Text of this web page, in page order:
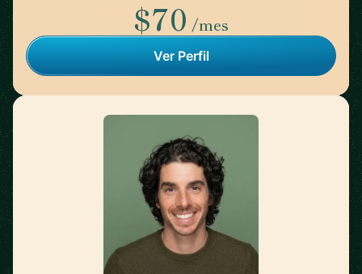
$70 /mes
Ver Perfil